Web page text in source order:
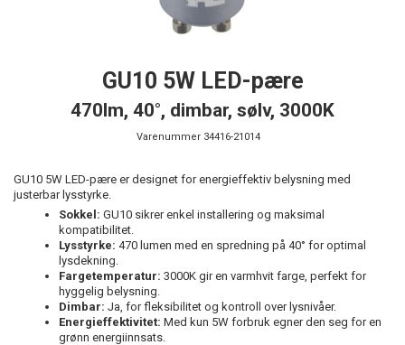
GU10 5W LED-pære
470lm, 40°, dimbar, sølv, 3000K
Varenummer 34416-21014
GU10 5W LED-pære er designet for energieffektiv belysning med
justerbar lysstyrke.
Sokkel: GU10 sikrer enkel installering og maksimal
kompatibilitet.
Lysstyrke: 470 lumen med en spredning på 40° for optimal
lysdekning.
Fargetemperatur: 3000K gir en varmhvit farge, perfekt for
hyggelig belysning.
Dimbar: Ja, for fleksibilitet og kontroll over lysnivåer.
Energieffektivitet: Med kun 5W forbruk egner den seg for en
grønn energiinnsats.